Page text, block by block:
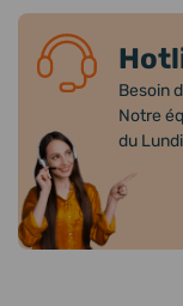
Besoin
Notre
du